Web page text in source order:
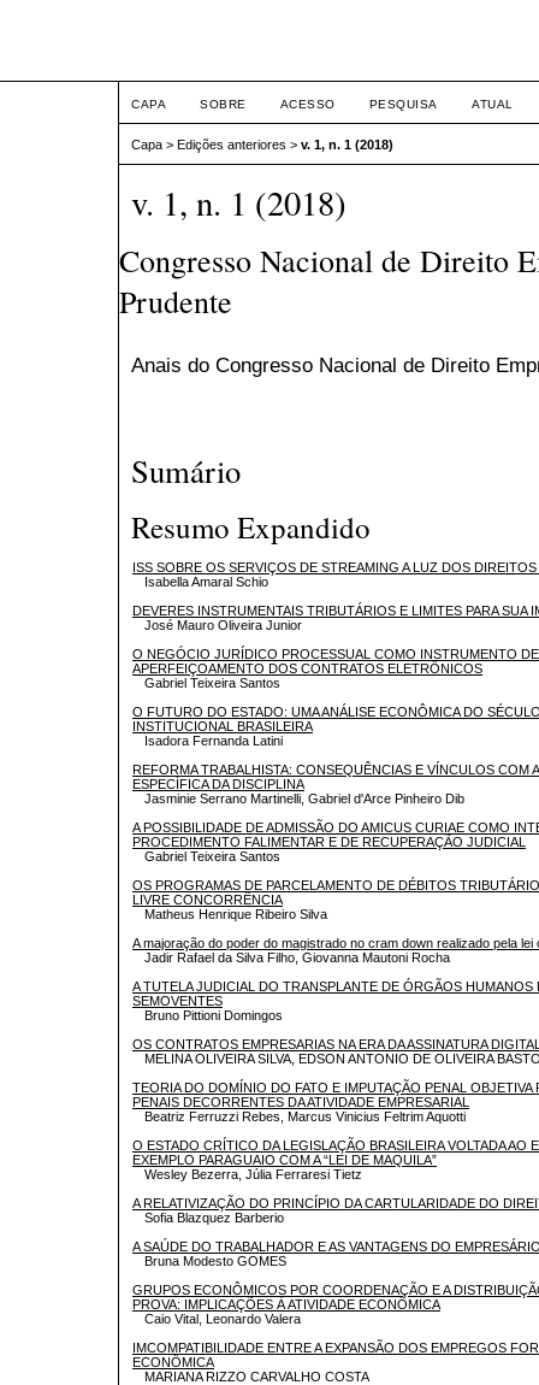
CAPA SOBRE ACESSO PESQUISA ATUAL
Capa > Edições anteriores > v. 1, n. 1 (2018)
v. 1, n. 1 (2018)
Congresso Nacional de Direito
Prudente
Anais do Congresso Nacional de Direito
Sumário
Resumo Expandido
ISS SOBRE OS SERVIÇOS DE STREAMING A LUZ DOS
Isabella Amaral Schio
DEVERES INSTRUMENTAIS TRIBUTÁRIOS E LIMITES PARA SUA
José Mauro Oliveira Junior
O NEGÓCIO JURÍDICO PROCESSUAL COMO INSTRUMENTO
APERFEIÇOAMENTO DOS CONTRATOS ELETRÔNICOS
Gabriel Teixeira Santos
O FUTURO DO ESTADO: UMA ANÁLISE ECONÔMICA DO
INSTITUCIONAL BRASILEIRA
Isadora Fernanda Latini
REFORMA TRABALHISTA: CONSEQUÊNCIAS E VÍNCULOS COM
ESPECÍFICA DA DISCIPLINA
Jasminie Serrano Martinelli, Gabriel d'Arce Pinheiro Dib
A POSSIBILIDADE DE ADMISSÃO DO AMICUS CURIAE COMO
PROCEDIMENTO FALIMENTAR E DE RECUPERAÇÃO JUDICIAL
Gabriel Teixeira Santos
OS PROGRAMAS DE PARCELAMENTO DE DÉBITOS
LIVRE CONCORRÊNCIA
Matheus Henrique Ribeiro Silva
A majoração do poder do magistrado no cram down realizado pela lei
Jadir Rafael da Silva Filho, Giovanna Mautoni Rocha
A TUTELA JUDICIAL DO TRANSPLANTE DE ÓRGÃOS HUMANOS
SEMOVENTES
Bruno Pittioni Domingos
OS CONTRATOS EMPRESARIAS NA ERA DA ASSINATURA
MELINA OLIVEIRA SILVA, EDSON ANTONIO DE OLIVEIRA
TEORIA DO DOMÍNIO DO FATO E IMPUTAÇÃO PENAL OBJETIVA
PENAIS DECORRENTES DA ATIVIDADE EMPRESARIAL
Beatriz Ferruzzi Rebes, Marcus Vinicius Feltrim Aquotti
O ESTADO CRÍTICO DA LEGISLAÇÃO BRASILEIRA VOLTADA AO
EXEMPLO PARAGUAIO COM A “LEI DE MAQUILA”
Wesley Bezerra, Júlia Ferraresi Tietz
A RELATIVIZAÇÃO DO PRINCÍPIO DA CARTULARIDADE DO
Sofia Blazquez Barberio
A SAÚDE DO TRABALHADOR E AS VANTAGENS DO
Bruna Modesto GOMES
GRUPOS ECONÔMICOS POR COORDENAÇÃO E A
PROVA: IMPLICAÇÕES À ATIVIDADE ECONÔMICA
Caio Vital, Leonardo Valera
IMCOMPATIBILIDADE ENTRE A EXPANSÃO DOS EMPREGOS
ECONÔMICA
MARIANA RIZZO CARVALHO COSTA